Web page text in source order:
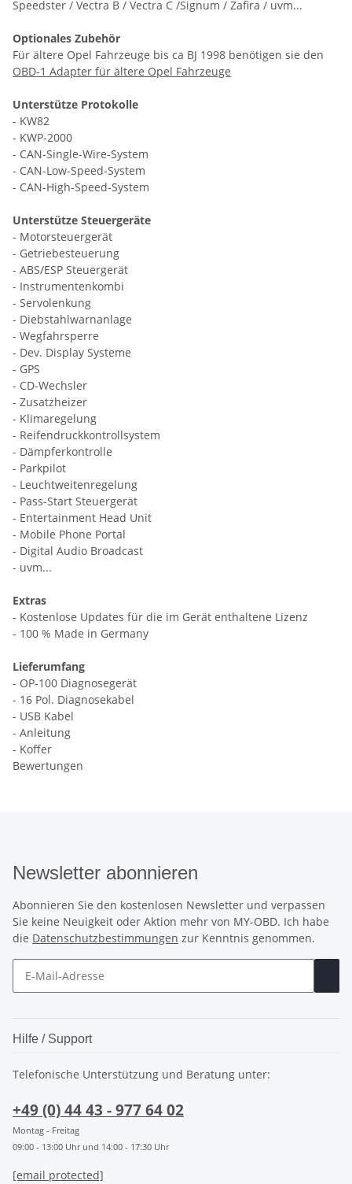
Speedster / Vectra B / Vectra C /Signum / Zafira / uvm...
Optionales Zubehör
Für ältere Opel Fahrzeuge bis ca BJ 1998 benötigen sie den
OBD-1 Adapter für ältere Opel Fahrzeuge
Unterstütze Protokolle
- KW82
- KWP-2000
- CAN-Single-Wire-System
- CAN-Low-Speed-System
- CAN-High-Speed-System
Unterstütze Steuergeräte
- Motorsteuergerät
- Getriebesteuerung
- ABS/ESP Steuergerät
- Instrumentenkombi
- Servolenkung
- Diebstahlwarnanlage
- Wegfahrsperre
- Dev. Display Systeme
- GPS
- CD-Wechsler
- Zusatzheizer
- Klimaregelung
- Reifendruckkontrollsystem
- Dämpferkontrolle
- Parkpilot
- Leuchtweitenregelung
- Pass-Start Steuergerät
- Entertainment Head Unit
- Mobile Phone Portal
- Digital Audio Broadcast
- uvm...
Extras
- Kostenlose Updates für die im Gerät enthaltene Lizenz
- 100 % Made in Germany
Lieferumfang
- OP-100 Diagnosegerät
- 16 Pol. Diagnosekabel
- USB Kabel
- Anleitung
- Koffer
Bewertungen
Newsletter abonnieren
Abonnieren Sie den kostenlosen Newsletter und verpassen
Sie keine Neuigkeit oder Aktion mehr von MY-OBD. Ich habe
die Datenschutzbestimmungen zur Kenntnis genommen.
Hilfe / Support
Telefonische Unterstützung und Beratung unter:
+49 (0) 44 43 - 977 64 02
Montag - Freitag
09:00 - 13:00 Uhr und 14:00 - 17:30 Uhr
[email protected]